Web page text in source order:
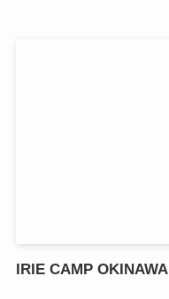
IRIE CAMP OKINAWA